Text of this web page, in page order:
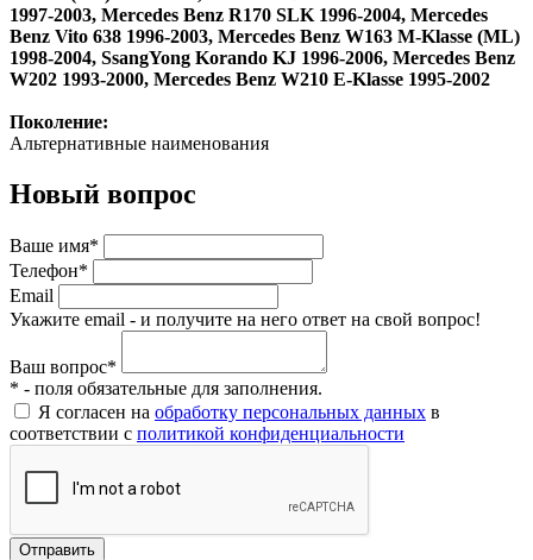
1997-2003, Mercedes Benz R170 SLK 1996-2004, Mercedes
Benz Vito 638 1996-2003, Mercedes Benz W163 M-Klasse (ML)
1998-2004, SsangYong Korando KJ 1996-2006, Mercedes Benz
W202 1993-2000, Mercedes Benz W210 E-Klasse 1995-2002
Поколение:
Альтернативные наименования
Новый вопрос
Ваше имя*
Телефон*
Email
Укажите email - и получите на него ответ на свой вопрос!
Ваш вопрос*
* - поля обязательные для заполнения.
Я согласен на обработку персональных данных в
соответствии с политикой конфиденциальности
Отправить